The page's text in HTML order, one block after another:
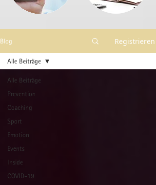
Blog Registrieren
Alle Beiträge
Prevention
Coaching
Sport
Emotion
Events
Inside
COVID-19
Alle Beiträge